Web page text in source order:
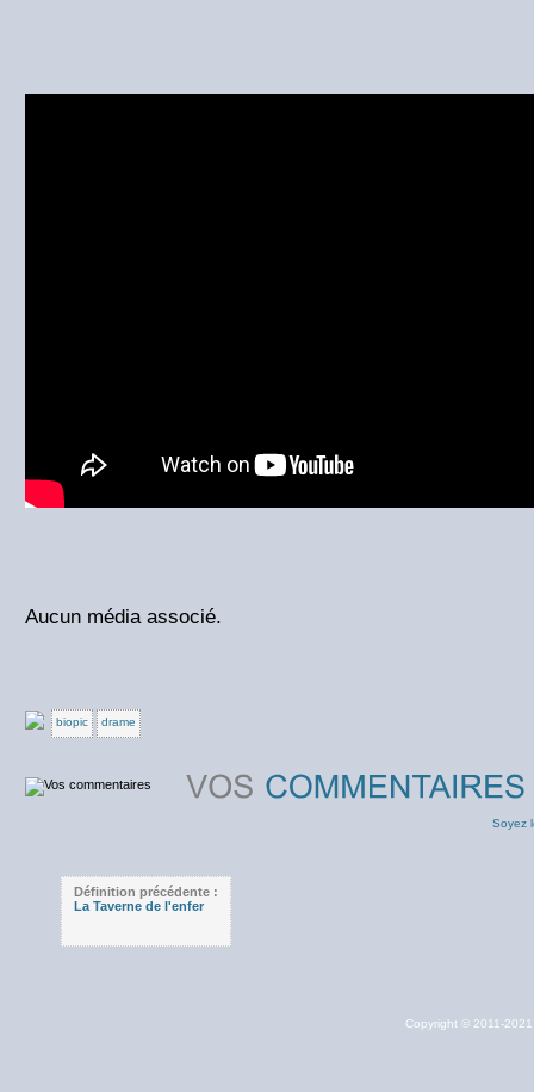
Aucun média associé.
biopic drame
Soyez
Définition précédente :
La Taverne de l'enfer
Copyright © 2011-